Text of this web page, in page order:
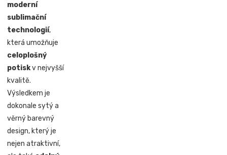
moderní
sublimační
technologií,
která umožňuje
celoplošný
potiskv nejvyšší
kvalitě.
Výsledkem je
dokonale sytý a
věrný barevný
design, který je
nejen atraktivní,